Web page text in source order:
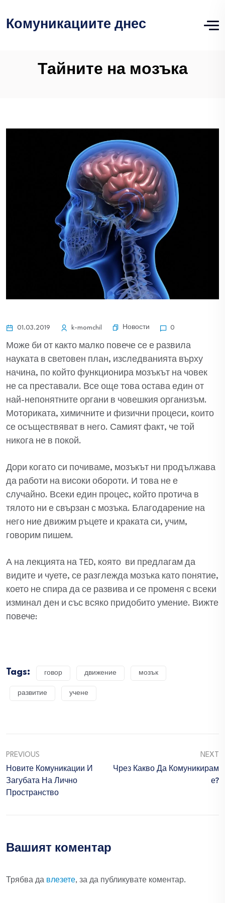
Комуникациите днес
Тайните на мозъка
01.03.2019 k-momchil Новости 0
Може би от както малко повече се е развила
науката в световен план, изследванията върху
начина, по който функционира мозъкът на човек
не са преставали. Все още това остава един от
най-непонятните органи в човешкия организъм.
Моториката, химичните и физични процеси, които
се осъществяват в него. Самият факт, че той
никога не в покой.
Дори когато си почиваме, мозъкът ни продължава
да работи на високи обороти. И това не е
случайно. Всеки един процес, който протича в
тялото ни е свързан с мозъка. Благодарение на
него ние движим ръцете и краката си, учим,
говорим пишем.
А на лекцията на TED, която ви предлагам да
видите и чуете, се разглежда мозъка като понятие,
което не спира да се развива и се променя с всеки
изминал ден и със всяко придобито умение. Вижте
повече:
Tags: говор движение мозък
развитие учене
PREVIOUS
Новите Комуникации И
Загубата На Лично
Пространство
NEXT
Чрез Какво Да Комуникирам
Е?
Вашият коментар
Трябва да влезете, за да публикувате коментар.